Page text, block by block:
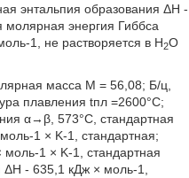
энтальпия образования ΔН -
энергия Гиббса
1, не растворяется в Н2О
масса М = 56,08; Б/ц,
плавления tпл =2600°С;
α→β, 573°С, стандартная
1 × K-1, стандартная;
1 × K-1, стандартная
- 635,1 кДж × моль-1,